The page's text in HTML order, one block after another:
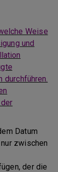
Weise
und
durchführen.
Datum
zwischen
der die